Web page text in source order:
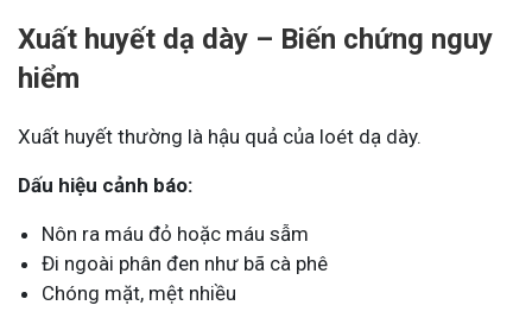
Xuất huyết dạ dày – Biến chứng nguy
hiểm
Xuất huyết thường là hậu quả của loét dạ dày.
Dấu hiệu cảnh báo:
Nôn ra máu đỏ hoặc máu sẫm
Đi ngoài phân đen như bã cà phê
Chóng mặt, mệt nhiều